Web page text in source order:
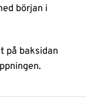
början i
på baksidan